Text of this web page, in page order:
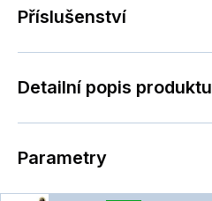
Příslušenství
Detailní popis produktu
Parametry